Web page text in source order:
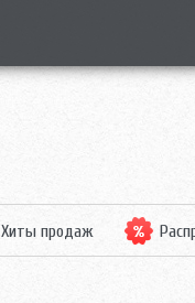
Хиты продаж